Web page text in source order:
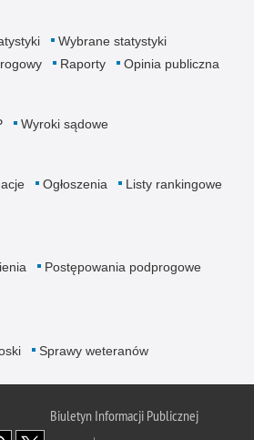
Wybrane statystyki
Raporty Opinia publiczna
Wyroki sądowe
Ogłoszenia
Listy rankingowe
Postępowania podprogowe
Sprawy weteranów
Biuletyn Informacji Publicznej